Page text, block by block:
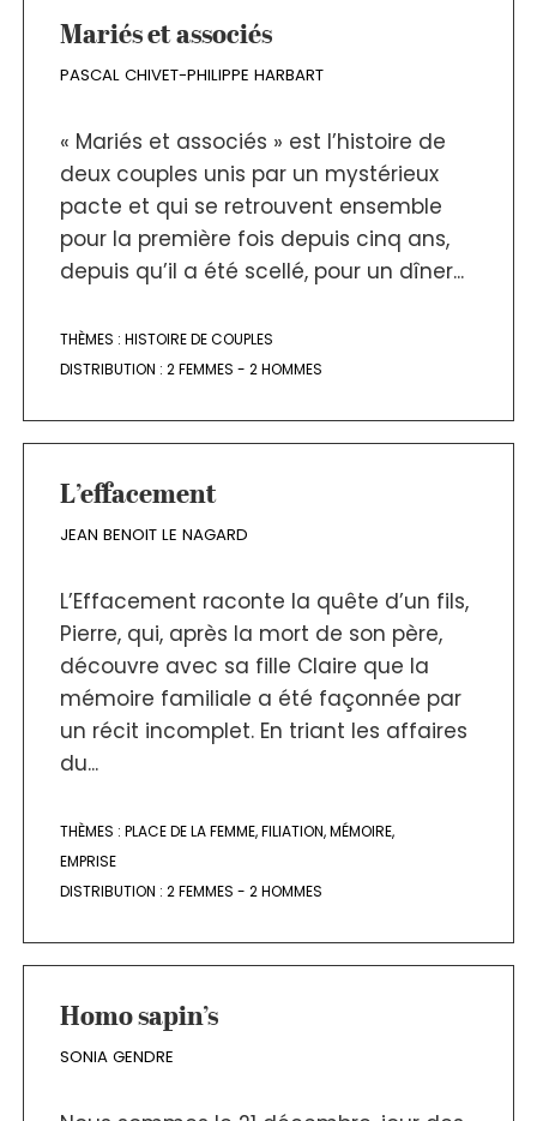
Mariés et associés
PASCAL CHIVET-PHILIPPE HARBART
« Mariés et associés » est l’histoire de
deux couples unis par un mystérieux
pacte et qui se retrouvent ensemble
pour la première fois depuis cinq ans,
depuis qu’il a été scellé, pour un dîner...
THÈMES : HISTOIRE DE COUPLES
DISTRIBUTION : 2 FEMMES - 2 HOMMES
L’effacement
JEAN BENOIT LE NAGARD
L’Effacement raconte la quête d’un fils,
Pierre, qui, après la mort de son père,
découvre avec sa fille Claire que la
mémoire familiale a été façonnée par
un récit incomplet. En triant les affaires
du...
THÈMES : PLACE DE LA FEMME,FILIATION,MÉMOIRE,
EMPRISE
DISTRIBUTION : 2 FEMMES - 2 HOMMES
Homo sapin’s
SONIA GENDRE